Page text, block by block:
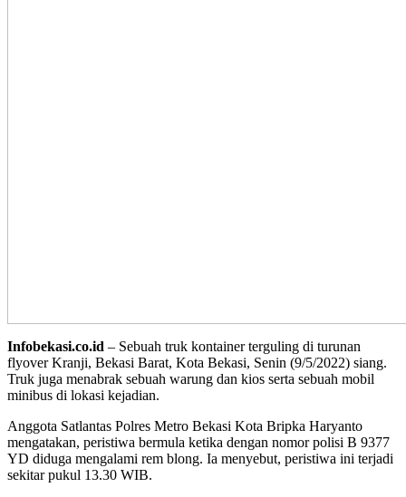
Infobekasi.co.id – Sebuah truk kontainer terguling di turunan
flyover Kranji, Bekasi Barat, Kota Bekasi, Senin (9/5/2022) siang.
Truk juga menabrak sebuah warung dan kios serta sebuah mobil
minibus di lokasi kejadian.
Anggota Satlantas Polres Metro Bekasi Kota Bripka Haryanto
mengatakan, peristiwa bermula ketika dengan nomor polisi B 9377
YD diduga mengalami rem blong. Ia menyebut, peristiwa ini terjadi
sekitar pukul 13.30 WIB.